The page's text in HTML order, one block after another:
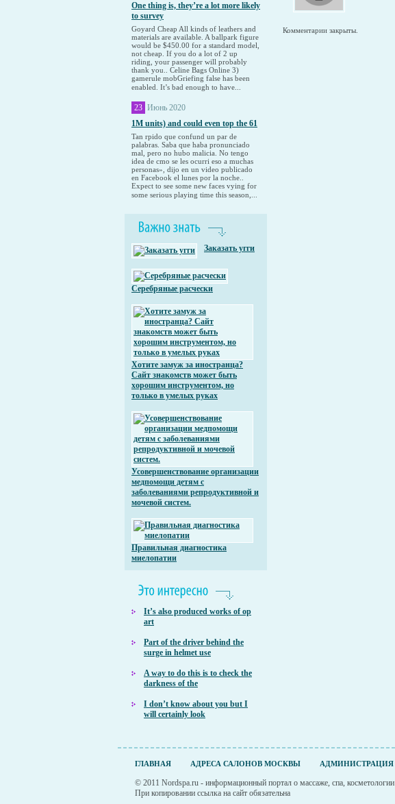
One thing is, they’re a lot more likely
to survey
Goyard Cheap All kinds of leathers and
materials are available. A ballpark figure
would be $450.00 for a standard model,
not cheap. If you do a lot of 2 up
riding, your passenger will probably
thank you.. Celine Bags Online 3)
gamerule mobGriefing false has been
enabled. It’s bad enough to have...
23 Июнь 2020
1M units) and could even top the 61
Tan rpido que confund un par de
palabras. Saba que haba pronunciado
mal, pero no hubo malicia. No tengo
idea de cmo se les ocurri eso a muchas
personas», dijo en un video publicado
en Facebook el lunes por la noche..
Expect to see some new faces vying for
some serious playing time this season,...
Заказать угги
Серебряные расчески
Хотите замуж за иностранца?
Сайт знакомств может быть
хорошим инструментом, но
только в умелых руках
Усовершенствование организации
медпомощи детям с
заболеваниями репродуктивной и
мочевой систем.
Правильная диагностика
миелопатии
It’s also produced works of op
art
Part of the driver behind the
surge in helmet use
A way to do this is to check the
darkness of the
I don’t know about you but I
will certainly look
Комментарии закрыты.
ГЛАВНАЯ АДРЕСА САЛОНОВ МОСКВЫ АДМИНИСТРАЦИЯ
© 2011 Nordspa.ru - информационный портал о массаже, спа, косметологии
При копировании ссылка на сайт обязательна